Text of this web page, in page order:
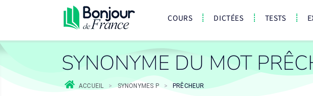
COURS DICTÉES TESTS
SYNONYME DU MOT
ACCUEIL > SYNONYMES P > PRÊCHEUR